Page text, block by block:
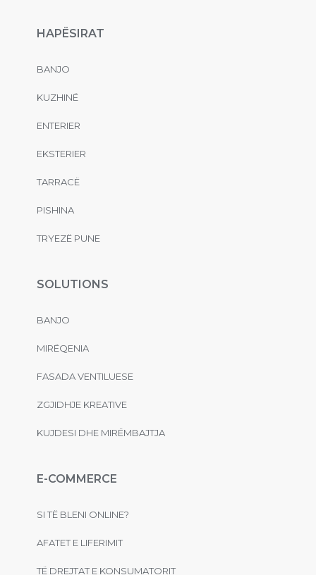
HAPËSIRAT
BANJO
KUZHINË
ENTERIER
EKSTERIER
TARRACË
PISHINA
TRYEZË PUNE
SOLUTIONS
BANJO
MIRËQENIA
FASADA VENTILUESE
ZGJIDHJE KREATIVE
KUJDESI DHE MIRËMBAJTJA
E-COMMERCE
SI TË BLENI ONLINE?
AFATET E LIFERIMIT
TË DREJTAT E KONSUMATORIT